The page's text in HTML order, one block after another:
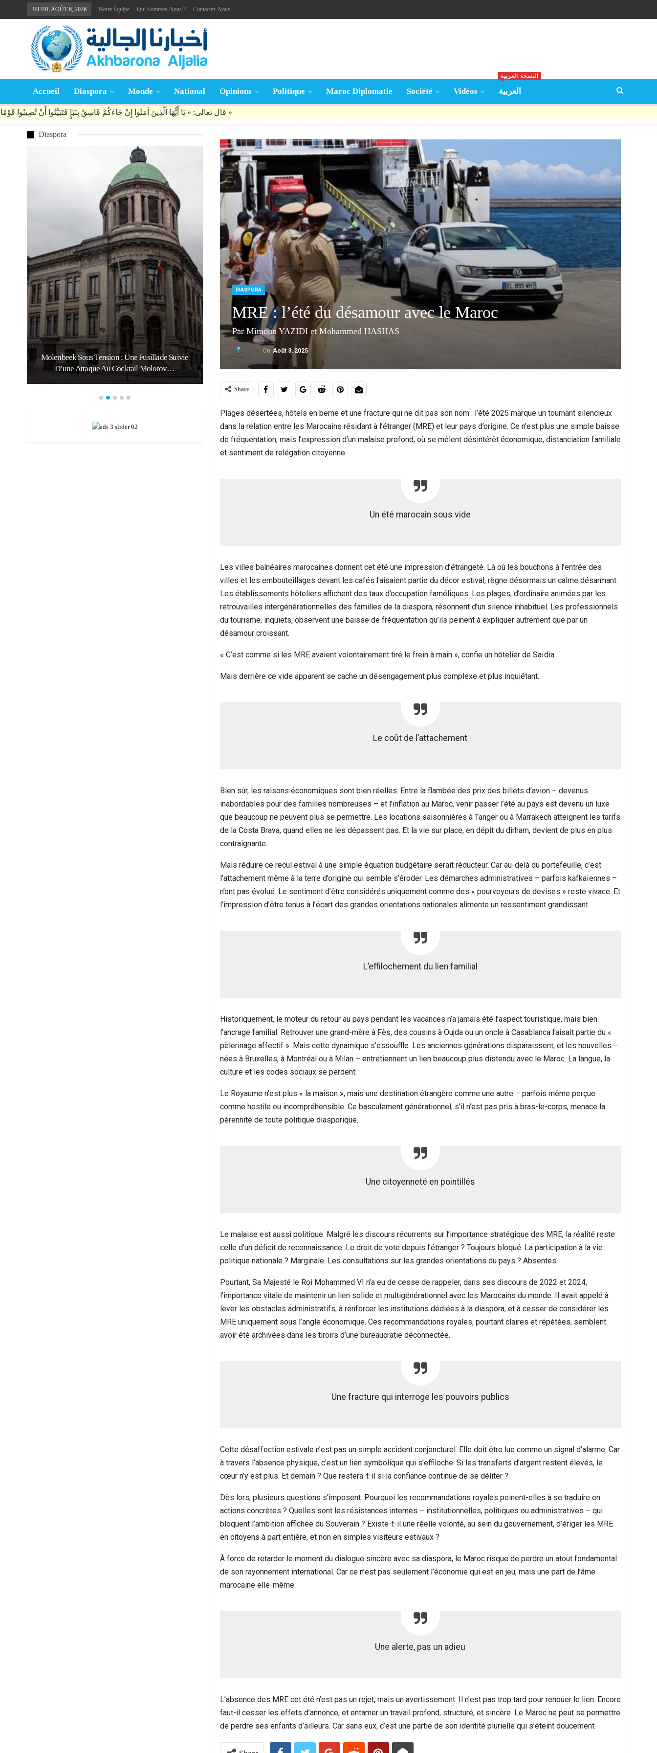
JEUDI, AOÛT 6, 2026 Notre Équipe Qui Sommes-Nous ? Contactez-Nous
Accueil Diaspora Monde National Opinions Politique Maroc Diplomatie Société Vidéos العربية
النسخة العربية
DIASPORA
MRE : l’été du désamour avec le Maroc
Par Mimoun YAZIDI et Mohammed HASHAS
On Août 3, 2025
Share
Plages désertées, hôtels en berne et une fracture qui ne dit pas son nom : l’été 2025 marque un tournant silencieux
dans la relation entre les Marocains résidant à l’étranger (MRE) et leur pays d’origine. Ce n’est plus une simple baisse
de fréquentation, mais l’expression d’un malaise profond, où se mêlent désintérêt économique, distanciation familiale
et sentiment de relégation citoyenne.
Un été marocain sous vide
Les villes balnéaires marocaines donnent cet été une impression d’étrangeté. Là où les bouchons à l’entrée des
villes et les embouteillages devant les cafés faisaient partie du décor estival, règne désormais un calme désarmant.
Les établissements hôteliers affichent des taux d’occupation faméliques. Les plages, d’ordinaire animées par les
retrouvailles intergénérationnelles des familles de la diaspora, résonnent d’un silence inhabituel. Les professionnels
du tourisme, inquiets, observent une baisse de fréquentation qu’ils peinent à expliquer autrement que par un
désamour croissant.
« C’est comme si les MRE avaient volontairement tiré le frein à main », confie un hôtelier de Saïdia.
Mais derrière ce vide apparent se cache un désengagement plus complexe et plus inquiétant.
Le coût de l’attachement
Bien sûr, les raisons économiques sont bien réelles. Entre la flambée des prix des billets d’avion – devenus
inabordables pour des familles nombreuses – et l’inflation au Maroc, venir passer l’été au pays est devenu un luxe
que beaucoup ne peuvent plus se permettre. Les locations saisonnières à Tanger ou à Marrakech atteignent les tarifs
de la Costa Brava, quand elles ne les dépassent pas. Et la vie sur place, en dépit du dirham, devient de plus en plus
contraignante.
Mais réduire ce recul estival à une simple équation budgétaire serait réducteur. Car au-delà du portefeuille, c’est
l’attachement même à la terre d’origine qui semble s’éroder. Les démarches administratives – parfois kafkaïennes –
n’ont pas évolué. Le sentiment d’être considérés uniquement comme des « pourvoyeurs de devises » reste vivace. Et
l’impression d’être tenus à l’écart des grandes orientations nationales alimente un ressentiment grandissant.
L’effilochement du lien familial
Historiquement, le moteur du retour au pays pendant les vacances n’a jamais été l’aspect touristique, mais bien
l’ancrage familial. Retrouver une grand-mère à Fès, des cousins à Oujda ou un oncle à Casablanca faisait partie du «
pèlerinage affectif ». Mais cette dynamique s’essouffle. Les anciennes générations disparaissent, et les nouvelles –
nées à Bruxelles, à Montréal ou à Milan – entretiennent un lien beaucoup plus distendu avec le Maroc. La langue, la
culture et les codes sociaux se perdent.
Le Royaume n’est plus « la maison », mais une destination étrangère comme une autre – parfois même perçue
comme hostile ou incompréhensible. Ce basculement générationnel, s’il n’est pas pris à bras-le-corps, menace la
pérennité de toute politique diasporique.
Une citoyenneté en pointillés
Le malaise est aussi politique. Malgré les discours récurrents sur l’importance stratégique des MRE, la réalité reste
celle d’un déficit de reconnaissance. Le droit de vote depuis l’étranger ? Toujours bloqué. La participation à la vie
politique nationale ? Marginale. Les consultations sur les grandes orientations du pays ? Absentes.
Pourtant, Sa Majesté le Roi Mohammed VI n’a eu de cesse de rappeler, dans ses discours de 2022 et 2024,
l’importance vitale de maintenir un lien solide et multigénérationnel avec les Marocains du monde. Il avait appelé à
lever les obstacles administratifs, à renforcer les institutions dédiées à la diaspora, et à cesser de considérer les
MRE uniquement sous l’angle économique. Ces recommandations royales, pourtant claires et répétées, semblent
avoir été archivées dans les tiroirs d’une bureaucratie déconnectée.
Une fracture qui interroge les pouvoirs publics
Cette désaffection estivale n’est pas un simple accident conjoncturel. Elle doit être lue comme un signal d’alarme. Car
à travers l’absence physique, c’est un lien symbolique qui s’effiloche. Si les transferts d’argent restent élevés, le
cœur n’y est plus. Et demain ? Que restera-t-il si la confiance continue de se déliter ?
Dès lors, plusieurs questions s’imposent. Pourquoi les recommandations royales peinent-elles à se traduire en
actions concrètes ? Quelles sont les résistances internes – institutionnelles, politiques ou administratives – qui
bloquent l’ambition affichée du Souverain ? Existe-t-il une réelle volonté, au sein du gouvernement, d’ériger les MRE
en citoyens à part entière, et non en simples visiteurs estivaux ?
À force de retarder le moment du dialogue sincère avec sa diaspora, le Maroc risque de perdre un atout fondamental
de son rayonnement international. Car ce n’est pas seulement l’économie qui est en jeu, mais une part de l’âme
marocaine elle-même.
Une alerte, pas un adieu
L’absence des MRE cet été n’est pas un rejet, mais un avertissement. Il n’est pas trop tard pour renouer le lien. Encore
faut-il cesser les effets d’annonce, et entamer un travail profond, structuré, et sincère. Le Maroc ne peut se permettre
de perdre ses enfants d’ailleurs. Car sans eux, c’est une partie de son identité plurielle qui s’éteint doucement.
Diaspora
Molenbeek Sous Tension : Une Fusillade Suivie
D’une Attaque Au Cocktail Molotov…
Marocains Du Monde : Le Maroc Investit-Il
Suffisamment Dans Les Enfants De Sa…
Accident De Quad Qui Bouleverse La…